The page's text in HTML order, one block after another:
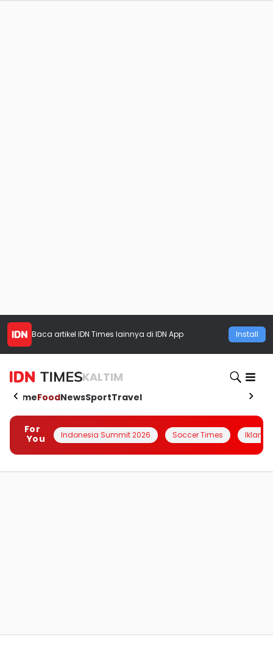
Baca artikel IDN Times lainnya di IDN App Install
KALTIM
HomeFoodNewsSportTravel
For
You
Indonesia Summit 2026 Soccer Times Iklanin